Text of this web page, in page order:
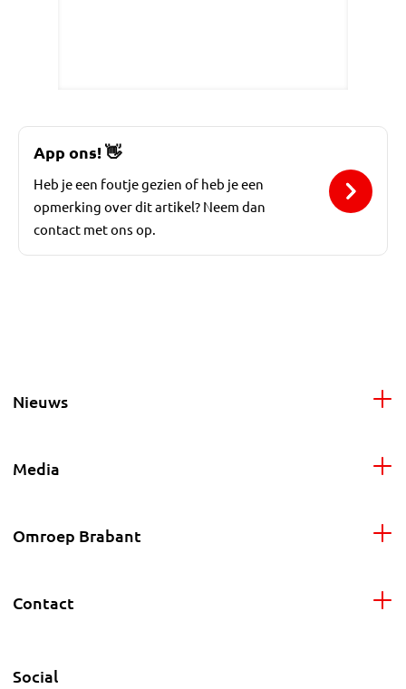
App ons!👋
Heb je een foutje gezien of heb je een
opmerking over dit artikel? Neem dan
contact met ons op.
Nieuws
Media
Omroep Brabant
Contact
Social